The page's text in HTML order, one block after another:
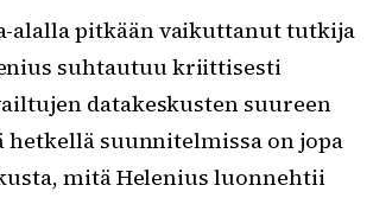
alalla pitkään vaikuttanut tutkija
suhtautuu kriittisesti
datakeskusten suureen
hetkellä suunnitelmissa on jopa
mitä Helenius luonnehtii